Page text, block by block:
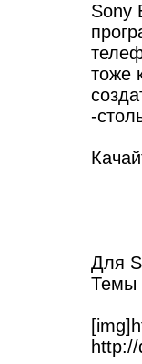
Sony
тоже
-
Для
Темы